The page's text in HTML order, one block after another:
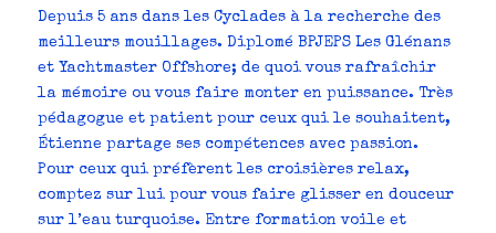
Depuis 5 ans dans les Cyclades à la recherche des
meilleurs mouillages. Diplomé BPJEPS Les Glénans
et Yachtmaster Offshore; de quoi vous rafraîchir
la mémoire ou vous faire monter en puissance. Très
pédagogue et patient pour ceux qui le souhaitent,
Étienne partage ses compétences avec passion.
Pour ceux qui préfèrent les croisières relax,
comptez sur lui pour vous faire glisser en douceur
sur l’eau turquoise. Entre formation voile et